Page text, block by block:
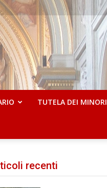
TUTELA DEI MINORI
recenti